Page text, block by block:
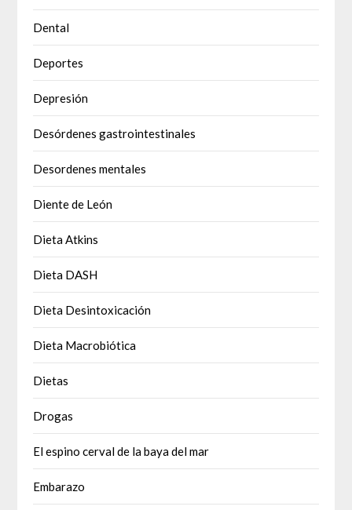
Dental
Deportes
Depresión
Desórdenes gastrointestinales
Desordenes mentales
Diente de León
Dieta Atkins
Dieta DASH
Dieta Desintoxicación
Dieta Macrobiótica
Dietas
Drogas
El espino cerval de la baya del mar
Embarazo